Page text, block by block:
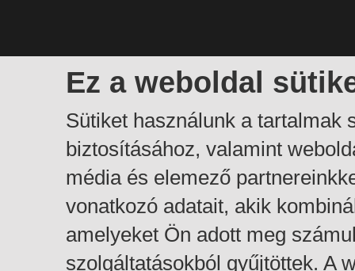
Ez a weboldal
Sütiket használunk a tartalmak
biztosításához, valamint
média és elemező
vonatkozó adatait, akik
amelyeket Ön adott meg
szolgáltatásokból gyűjtöttek. A